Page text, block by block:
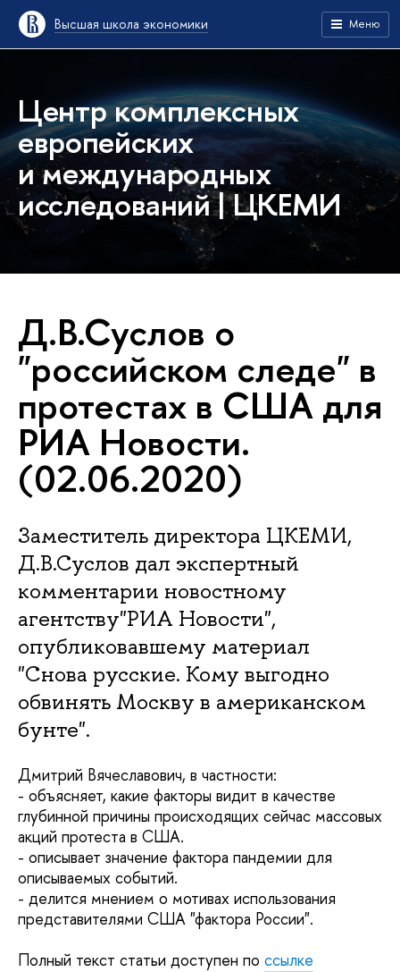
Высшая школа экономики Меню
Центр комплексных
европейских
и международных
исследований | ЦКЕМИ
Д.В.Суслов о
"российском следе" в
протестах в США для
РИА Новости.
(02.06.2020)
Заместитель директора ЦКЕМИ,
Д.В.Суслов дал экспертный
комментарии новостному
агентству"РИА Новости",
опубликовавшему материал
"Снова русские. Кому выгодно
обвинять Москву в американском
бунте".
Дмитрий Вячеславович, в частности:
- объясняет, какие факторы видит в качестве
глубинной причины происходящих сейчас массовых
акций протеста в США.
- описывает значение фактора пандемии для
описываемых событий.
- делится мнением о мотивах использования
представителями США "фактора России".
Полный текст статьи доступен по ссылке